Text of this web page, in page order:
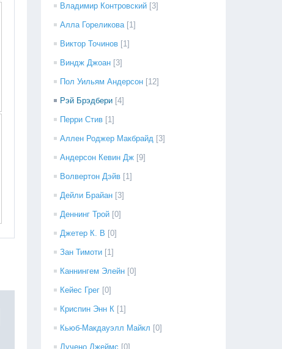
Владимир Контровский [3]
Алла Гореликова [1]
Виктор Точинов [1]
Виндж Джоан [3]
Пол Уильям Андерсон [12]
Рэй Брэдбери [4]
Перри Стив [1]
Аллен Роджер Макбрайд [3]
Андерсон Кевин Дж [9]
Волвертон Дэйв [1]
Дейли Брайан [3]
Деннинг Трой [0]
Джетер К. В [0]
Зан Тимоти [1]
Каннингем Элейн [0]
Кейес Грег [0]
Криспин Энн К [1]
Кьюб-Макдауэлл Майкл [0]
Лучено Джеймс [0]